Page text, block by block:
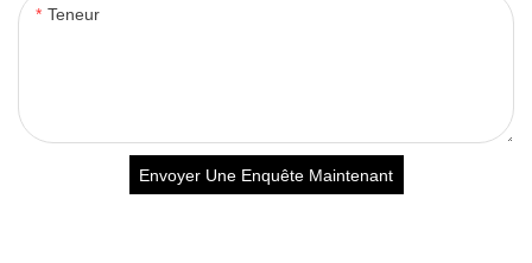
Teneur
Envoyer Une Enquête Maintenant